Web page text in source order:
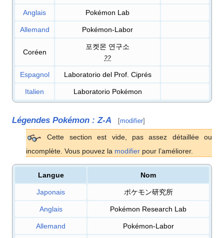
Anglais Pokémon Lab
Allemand Pokémon-Labor
Coréen
포켓몬 연구소
??
Espagnol Laboratorio del Prof. Ciprés
Italien Laboratorio Pokémon
Légendes Pokémon : Z-A [modifier]
Cette section est vide, pas assez détaillée ou
incomplète. Vous pouvez la modifier pour l’améliorer.
Langue Nom
Japonais ポケモン研究所
Anglais Pokémon Research Lab
Allemand Pokémon-Labor